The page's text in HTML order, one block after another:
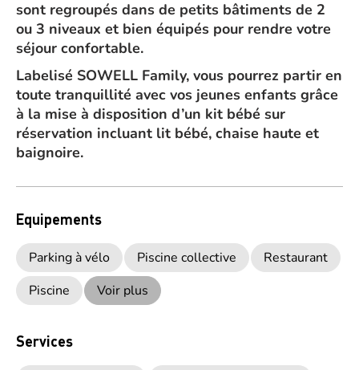
sont regroupés dans de petits bâtiments de 2
ou 3 niveaux et bien équipés pour rendre votre
séjour confortable.
Labelisé SOWELL Family, vous pourrez partir en
toute tranquillité avec vos jeunes enfants grâce
à la mise à disposition d’un kit bébé sur
réservation incluant lit bébé, chaise haute et
baignoire.
Equipements
Parking à vélo Piscine collective
Restaurant
Piscine
Voir plus
Services